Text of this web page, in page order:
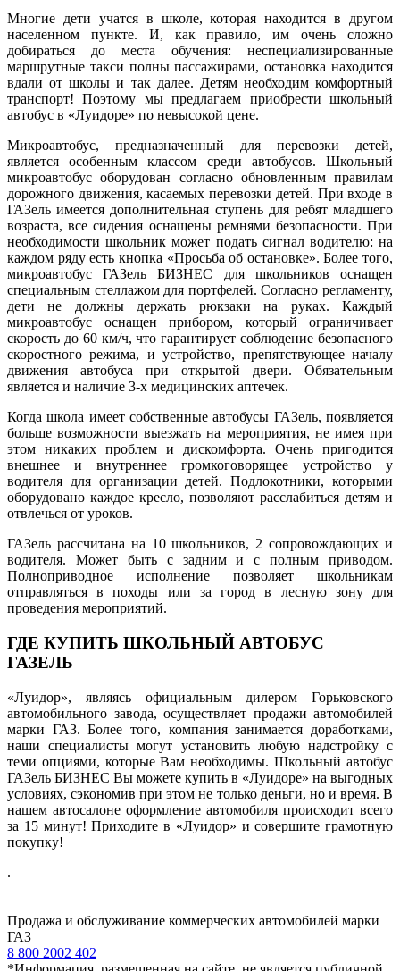
Многие дети учатся в школе, которая находится в другом
населенном пункте. И, как правило, им очень сложно
добираться до места обучения: неспециализированные
маршрутные такси полны пассажирами, остановка находится
вдали от школы и так далее. Детям необходим комфортный
транспорт! Поэтому мы предлагаем приобрести школьный
автобус в «Луидоре» по невысокой цене.
Микроавтобус, предназначенный для перевозки детей,
является особенным классом среди автобусов. Школьный
микроавтобус оборудован согласно обновленным правилам
дорожного движения, касаемых перевозки детей. При входе в
ГАЗель имеется дополнительная ступень для ребят младшего
возраста, все сидения оснащены ремнями безопасности. При
необходимости школьник может подать сигнал водителю: на
каждом ряду есть кнопка «Просьба об остановке». Более того,
микроавтобус ГАЗель БИЗНЕС для школьников оснащен
специальным стеллажом для портфелей. Согласно регламенту,
дети не должны держать рюкзаки на руках. Каждый
микроавтобус оснащен прибором, который ограничивает
скорость до 60 км/ч, что гарантирует соблюдение безопасного
скоростного режима, и устройство, препятствующее началу
движения автобуса при открытой двери. Обязательным
является и наличие 3-х медицинских аптечек.
Когда школа имеет собственные автобусы ГАЗель, появляется
больше возможности выезжать на мероприятия, не имея при
этом никаких проблем и дискомфорта. Очень пригодится
внешнее и внутреннее громкоговорящее устройство у
водителя для организации детей. Подлокотники, которыми
оборудовано каждое кресло, позволяют расслабиться детям и
отвлечься от уроков.
ГАЗель рассчитана на 10 школьников, 2 сопровождающих и
водителя. Может быть с задним и с полным приводом.
Полноприводное исполнение позволяет школьникам
отправляться в походы или за город в лесную зону для
проведения мероприятий.
ГДЕ КУПИТЬ ШКОЛЬНЫЙ АВТОБУС
ГАЗЕЛЬ
«Луидор», являясь официальным дилером Горьковского
автомобильного завода, осуществляет продажи автомобилей
марки ГАЗ. Более того, компания занимается доработками,
наши специалисты могут установить любую надстройку с
теми опциями, которые Вам необходимы. Школьный автобус
ГАЗель БИЗНЕС Вы можете купить в «Луидоре» на выгодных
условиях, сэкономив при этом не только деньги, но и время. В
нашем автосалоне оформление автомобиля происходит всего
за 15 минут! Приходите в «Луидор» и совершите грамотную
покупку!
.
Продажа и обслуживание коммерческих автомобилей марки
ГАЗ
8 800 2002 402